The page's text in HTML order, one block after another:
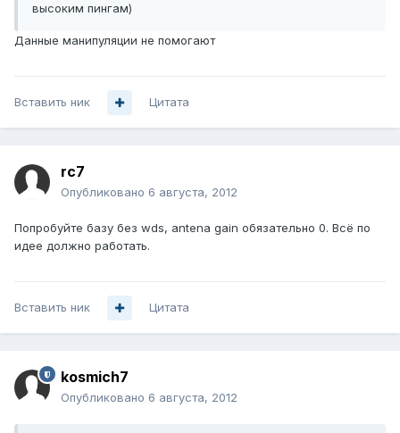
высоким пингам)
Данные манипуляции не помогают
Вставить ник Цитата
rc7
Опубликовано 6 августа, 2012
Попробуйте базу без wds, antena gain обязательно 0. Всё по
идее должно работать.
Вставить ник Цитата
kosmich7
Опубликовано 6 августа, 2012